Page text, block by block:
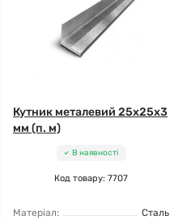
Кутник металевий 25х25х3
мм (п. м)
В наявності
Код товару: 7707
Матеріал:
Сталь